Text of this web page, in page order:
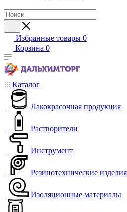
Избранные товары 0
Корзина 0
Каталог
Лакокрасочная продукция
Растворители
Инструмент
Резинотехнические изделия
Изоляционные материалы